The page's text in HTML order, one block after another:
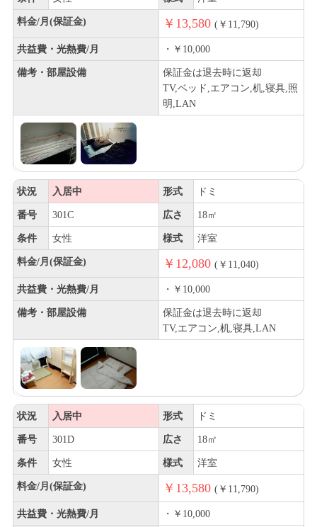
料金/月(保証金) ￥13,580 (￥11,790)
共益費・光熱費/月 ・￥10,000
備考・部屋設備
保証金は退去時に返却
TV,ベッド,エアコン,机,寝具,照
明,LAN
状況 入居中 形式 ドミ
番号 301C 広さ 18㎡
条件 女性 様式 洋室
料金/月(保証金) ￥12,080 (￥11,040)
共益費・光熱費/月 ・￥10,000
備考・部屋設備
保証金は退去時に返却
TV,エアコン,机,寝具,LAN
状況 入居中 形式 ドミ
番号 301D 広さ 18㎡
条件 女性 様式 洋室
料金/月(保証金) ￥13,580 (￥11,790)
共益費・光熱費/月 ・￥10,000